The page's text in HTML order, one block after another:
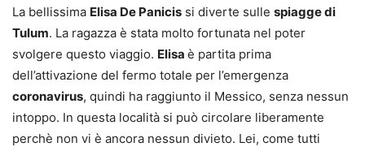
La bellissima Elisa De Panicis si diverte sulle spiagge di
Tulum. La ragazza è stata molto fortunata nel poter
svolgere questo viaggio. Elisa è partita prima
dell’attivazione del fermo totale per l’emergenza
coronavirus, quindi ha raggiunto il Messico, senza nessun
intoppo. In questa località si può circolare liberamente
perchè non vi è ancora nessun divieto. Lei, come tutti